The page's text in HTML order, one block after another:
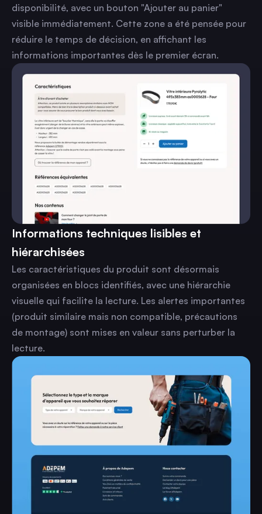
disponibilité, avec un bouton "Ajouter au panier"
visible immédiatement. Cette zone a été pensée pour
réduire le temps de décision, en affichant les
informations importantes dès le premier écran.
Informations techniques lisibles et
hiérarchisées
Les caractéristiques du produit sont désormais
organisées en blocs identifiés, avec une hiérarchie
visuelle qui facilite la lecture. Les alertes importantes
(produit similaire mais non compatible, précautions
de montage) sont mises en valeur sans perturber la
lecture.